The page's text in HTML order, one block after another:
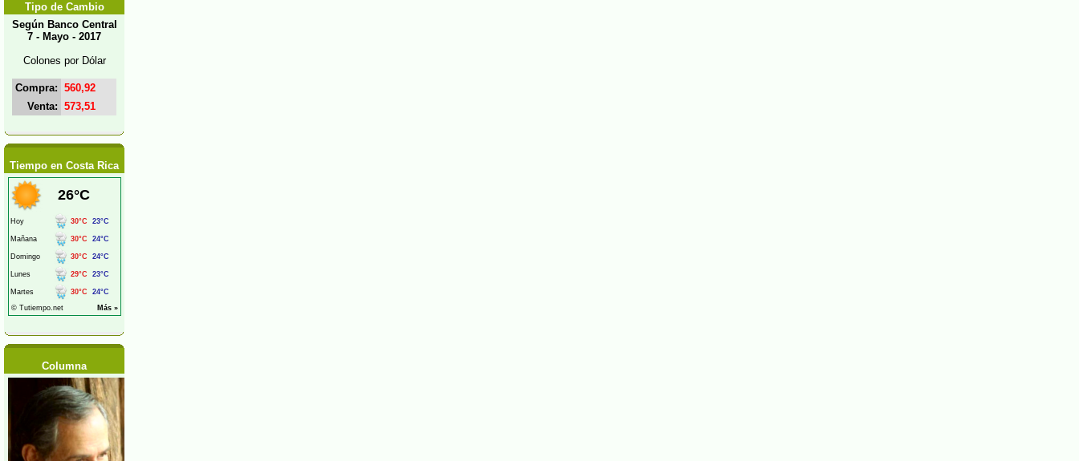
Tipo de Cambio
Según Banco Central
7 - Mayo - 2017
Colones por Dólar
Compra: 560,92
Venta: 573,51
Tiempo en Costa Rica
Columna